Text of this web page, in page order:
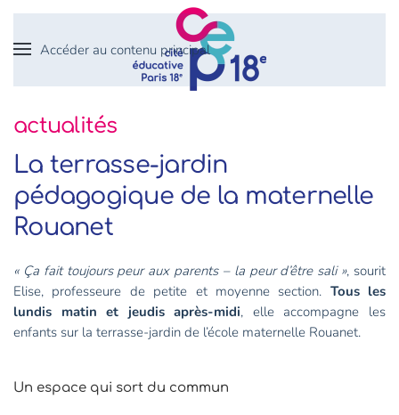
Accéder au contenu principal
actualités
La terrasse-jardin
pédagogique de la maternelle
Rouanet
« Ça fait toujours peur aux parents – la peur d’être sali », sourit
Elise, professeure de petite et moyenne section. Tous les
lundis matin et jeudis après-midi, elle accompagne les
enfants sur la terrasse-jardin de l’école maternelle Rouanet.
Un espace qui sort du commun